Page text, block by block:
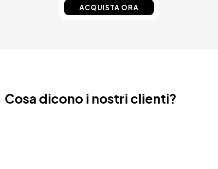
ACQUISTA ORA
Cosa dicono i nostri clienti?